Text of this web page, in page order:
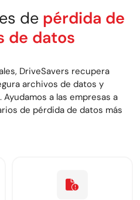
de pérdida de
de datos
DriveSavers recupera
archivos de datos y
a las empresas a
de pérdida de datos más